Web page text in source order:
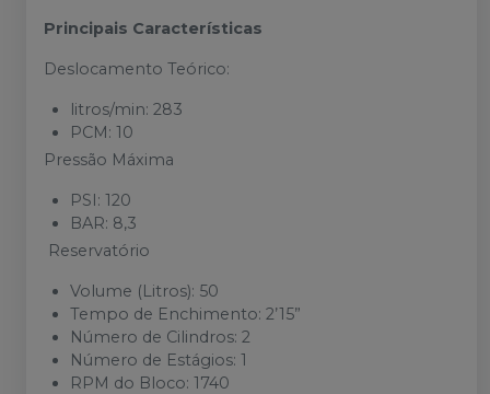
Principais Características
Deslocamento Teórico:
litros/min: 283
PCM: 10
Pressão Máxima
PSI: 120
BAR: 8,3
Reservatório
Volume (Litros): 50
Tempo de Enchimento: 2’15”
Número de Cilindros: 2
Número de Estágios: 1
RPM do Bloco: 1740